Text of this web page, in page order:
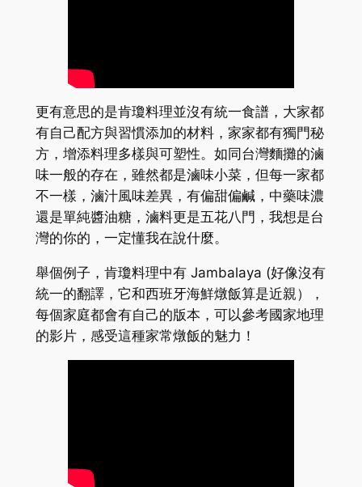
更有意思的是肯瓊料理並沒有統一食譜，大家都
有自己配方與習慣添加的材料，家家都有獨門秘
方，增添料理多樣與可塑性。如同台灣麵攤的滷
味一般的存在，雖然都是滷味小菜，但每一家都
不一樣，滷汁風味差異，有偏甜偏鹹，中藥味濃
還是單純醬油糖，滷料更是五花八門，我想是台
灣的你的，一定懂我在說什麼。
舉個例子，肯瓊料理中有 Jambalaya (好像沒有
統一的翻譯，它和西班牙海鮮燉飯算是近親），
每個家庭都會有自己的版本 ，可以參考國家地理
的影片，感受這種家常燉飯的魅力！